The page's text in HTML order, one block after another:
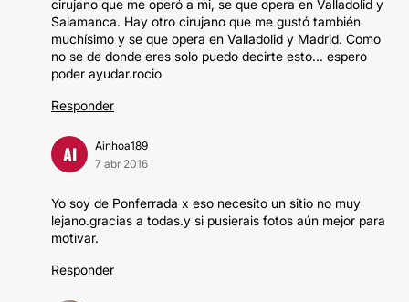
cirujano que me operó a mi, se que opera en Valladolid y
Salamanca. Hay otro cirujano que me gustó también
muchísimo y se que opera en Valladolid y Madrid. Como
no se de donde eres solo puedo decirte esto... espero
poder ayudar.rocio
Responder
AI
Ainhoa189
7 abr 2016
Yo soy de Ponferrada x eso necesito un sitio no muy
lejano.gracias a todas.y si pusierais fotos aún mejor para
motivar.
Responder